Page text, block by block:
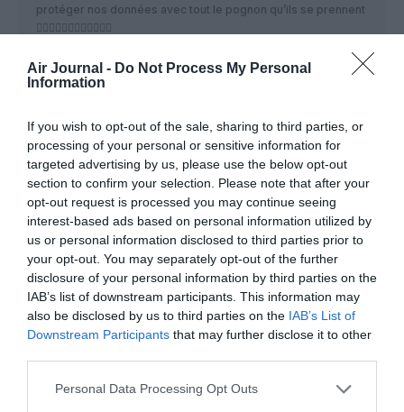
Air Journal - Do Not Process My Personal
Information
If you wish to opt-out of the sale, sharing to third parties, or
processing of your personal or sensitive information for
targeted advertising by us, please use the below opt-out
section to confirm your selection. Please note that after your
opt-out request is processed you may continue seeing
interest-based ads based on personal information utilized by
us or personal information disclosed to third parties prior to
your opt-out. You may separately opt-out of the further
disclosure of your personal information by third parties on the
IAB’s list of downstream participants. This information may
also be disclosed by us to third parties on the IAB’s List of
Downstream Participants that may further disclose it to other
Personal Data Processing Opt Outs
protéger nos données avec tout le pognon qu’ils se prennent
🤦‍♂️🤦‍♂️🤦‍♂️🤦‍♂️🤦‍♂️🤦‍♂️
RÉPONDRE
Antoinea commenté :
10 août 2025 - 0 h 17 min
Ce que je peux vous dire c’est que le service data protection
d’Air France est digne du film les sous-doués passent le BAC
…
RÉPONDRE
Paul Eagleburgera commenté :
10 août 2025 - 10 h 18 min
Boulette prévisible… Avoir confié la gestion de Flyingblue à
Apollo, un fond d’investissement américain, était une bétise
consternante, sachant qu’un fond, n’a qu’un objectif, c’est de
faire du fric au plus vite. Que ce fond n’ait pas sécurisé les
données n’a rien d’étonnant. Les fonds vont toujours choisir